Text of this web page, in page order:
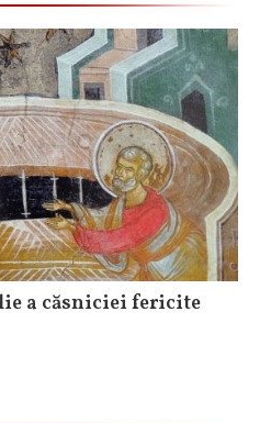
a căsniciei fericite